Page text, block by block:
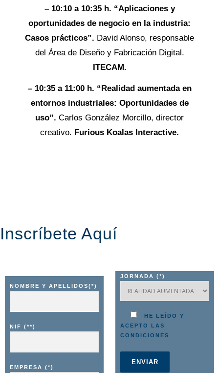
– 10:10 a 10:35 h. “Aplicaciones y
oportunidades de negocio en la industria:
Casos prácticos”. David Alonso, responsable
del Área de Diseño y Fabricación Digital.
ITECAM.
– 10:35 a 11:00 h. “Realidad aumentada en
entornos industriales: Oportunidades de
uso”. Carlos González Morcillo, director
creativo. Furious Koalas Interactive.
Inscríbete Aquí
NOMBRE Y APELLIDOS(*)
NIF (**)
EMPRESA (*)
JORNADA (*)
HE LEÍDO Y
ACEPTO LAS
CONDICIONES